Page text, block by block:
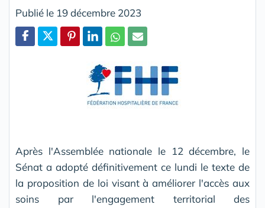
Publié le 19 décembre 2023
Après l'Assemblée nationale le 12 décembre, le
Sénat a adopté définitivement ce lundi le texte de
la proposition de loi visant à améliorer l'accès aux
soins par l'engagement territorial des